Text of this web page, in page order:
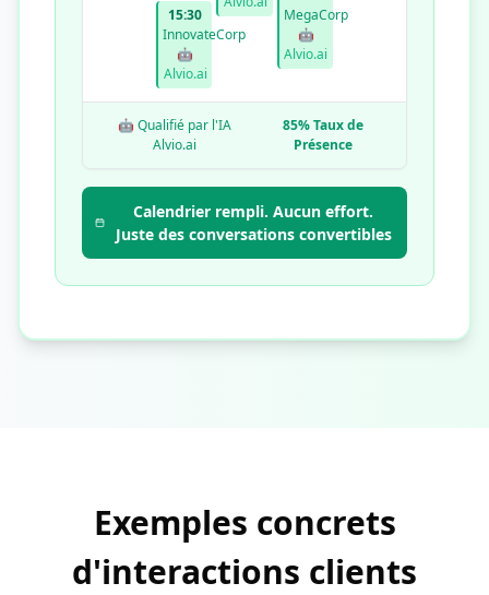
15:30
InnovateCorp
🤖
Alvio.ai
MegaCorp
🤖
Alvio.ai
🤖 Qualifié par l'IA
Alvio.ai
85% Taux de
Présence
Calendrier rempli. Aucun effort.
Juste des conversations convertibles
Exemples concrets
d'interactions clients